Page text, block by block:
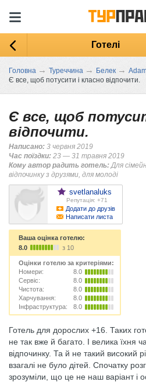
Готелі
Головна → Туреччина → Белек →
Є все, щоб потусити і класно відпочити.
Є все, щоб
відпочити.
Написано: 3 червня 2019
Час поїздки: 23 — 31 травня 2019
Кому автор радить готель: Для
відпочинку з друзями, для молоді
svetlanaluks
Репутація: +71
Додати до друзів
Написати листа
Ваша оцінка готелю:
8.0
з 10
Оцінки готелю за критеріями:
Номери:
8.0
Сервіс:
8.0
Чистота:
8.0
Харчування:
8.0
Інфраструктура:
8.0
Готель для дорослих +16. Таких
не так вже й багато. І велика їхня
відпочинку. Та й не такий високий
взагалі не було дітей. Спочатку
зрозуміли, що це не наш варіант і